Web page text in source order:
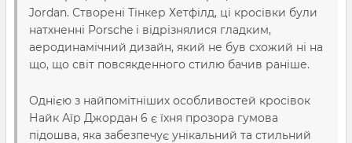
Jordan. Створені Тінкер Хетфілд, ці кросівки були
натхненні Porsche і відрізнялися гладким,
аеродинамічний дизайн, який не був схожий ні на
що, що світ повсякденного стилю бачив раніше.
Однією з найпомітніших особливостей кросівок
Найк Аїр Джордан 6 є їхня прозора гумова
підошва, яка забезпечує унікальний та стильний